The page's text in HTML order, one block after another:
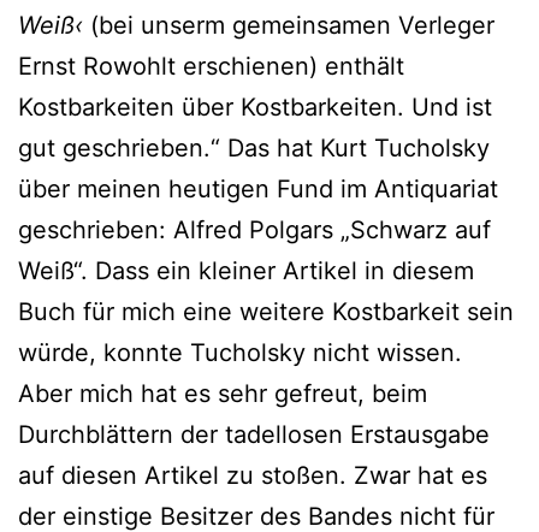
Weiß‹ (bei unserm gemeinsamen Verleger
Ernst Rowohlt erschienen) enthält
Kostbarkeiten über Kostbarkeiten. Und ist
gut geschrieben.“ Das hat Kurt Tucholsky
über meinen heutigen Fund im Antiquariat
geschrieben: Alfred Polgars „Schwarz auf
Weiß“. Dass ein kleiner Artikel in diesem
Buch für mich eine weitere Kostbarkeit sein
würde, konnte Tucholsky nicht wissen.
Aber mich hat es sehr gefreut, beim
Durchblättern der tadellosen Erstausgabe
auf diesen Artikel zu stoßen. Zwar hat es
der einstige Besitzer des Bandes nicht für